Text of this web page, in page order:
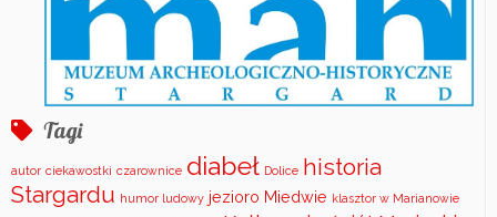
Tagi
autor ciekawostki czarownice diabeł Dolice historia
Stargardu humor ludowy jezioro Miedwie klasztor w Marianowie